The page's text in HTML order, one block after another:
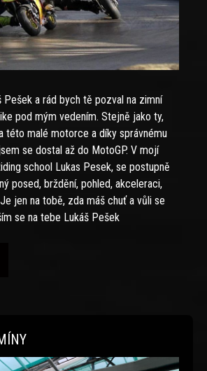
Pešek a rád bych tě pozval na zimní
pod mým vedením. Stejně jako ty,
této malé motorce a díky správnému
se dostal až do MotoGP. V mojí
school Lukas Pesek, se postupně
posed, brždění, pohled, akceleraci,
jen na tobě, zda máš chuť a vůli se
se na tebe Lukáš Pešek